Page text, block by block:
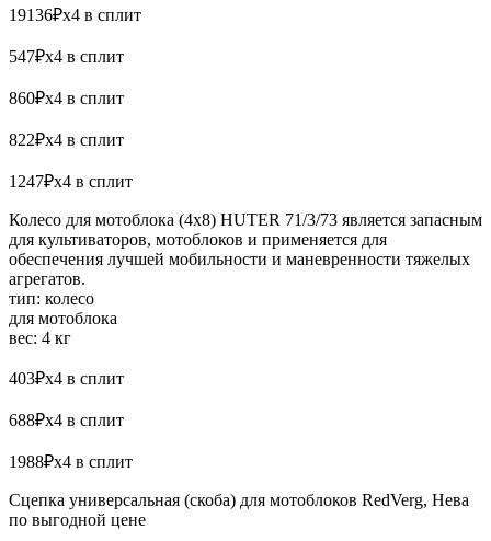
19136₽x4 в сплит
547₽x4 в сплит
860₽x4 в сплит
822₽x4 в сплит
1247₽x4 в сплит
Колесо для мотоблока (4х8) HUTER 71/3/73 является запасным
для культиваторов, мотоблоков и применяется для
обеспечения лучшей мобильности и маневренности тяжелых
агрегатов.
тип: колесо
для мотоблока
вес: 4 кг
403₽x4 в сплит
688₽x4 в сплит
1988₽x4 в сплит
Сцепка универсальная (скоба) для мотоблоков RedVerg, Нева
по выгодной цене